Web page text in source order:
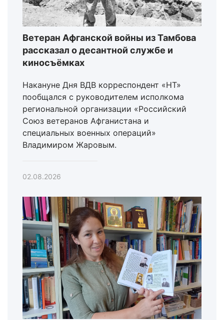
Ветеран Афганской войны из Тамбова
рассказал о десантной службе и
киносъёмках
Накануне Дня ВДВ корреспондент «НТ»
пообщался с руководителем исполкома
региональной организации «Российский
Союз ветеранов Афганистана и
специальных военных операций»
Владимиром Жаровым.
02.08.2026